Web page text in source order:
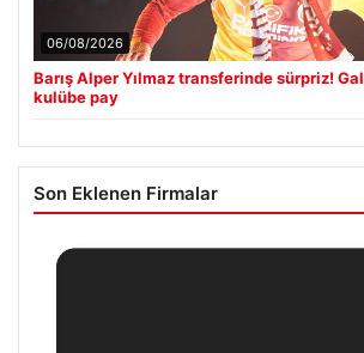
06/08/2026
Barış Alper Yılmaz transferinde sürpriz!
kulübe pay
Son Eklenen Firmalar